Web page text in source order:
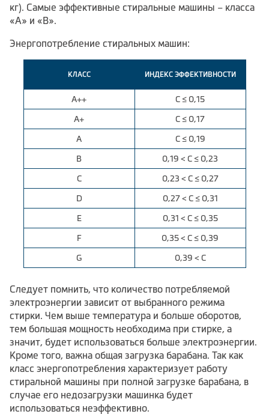
кг). Самые эффективные стиральные машины – класса
«А» и «В».
Энергопотребление стиральных машин:
КЛАСС ИНДЕКС ЭФФЕКТИВНОСТИ
А++ С ≤ 0,15
А+ С ≤ 0,17
А С ≤ 0,19
B 0,19 < С ≤ 0,23
C 0,23 < С ≤ 0,27
D 0,27 < С ≤ 0,31
E 0,31 < С ≤ 0,35
F 0,35 < С ≤ 0,39
G 0,39 < С
Следует помнить, что количество потребляемой
электроэнергии зависит от выбранного режима
стирки. Чем выше температура и больше оборотов,
тем большая мощность необходима при стирке, а
значит, будет использоваться больше электроэнергии.
Кроме того, важна общая загрузка барабана. Так как
класс энергопотребления характеризует работу
стиральной машины при полной загрузке барабана, в
случае его недозагрузки машинка будет
использоваться неэффективно.